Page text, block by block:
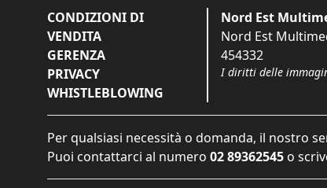
CONDIZIONI DI
VENDITA
GERENZA
PRIVACY
WHISTLEBLOWING
Nord Est
Nord Est
454332
I diritti delle
Per qualsiasi necessità o domanda, il nostro
Puoi contattarci al numero 02 89362545 o